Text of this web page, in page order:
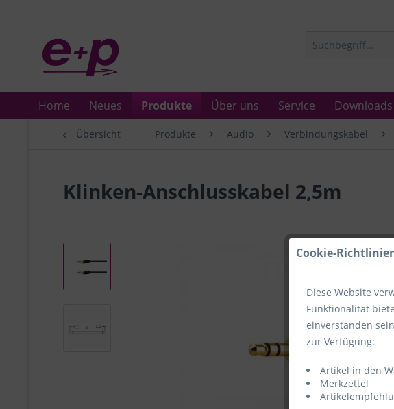
Home Neues Produkte Über uns Service Downloads
Übersicht Produkte Audio Verbindungskabel
Klinken-Anschlusskabel 2,5m
Cookie-
Diese Website
Funktionalität
einverstanden
zur Verfügung:
Artikel in den
Merkzettel